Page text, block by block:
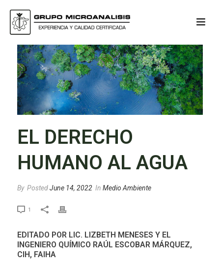
EL DERECHO
HUMANO AL AGUA
By PostedJune 14, 2022 In Medio Ambiente
1
EDITADO POR LIC. LIZBETH MENESES Y EL
INGENIERO QUÍMICO RAÚL ESCOBAR MÁRQUEZ,
CIH, FAIHA